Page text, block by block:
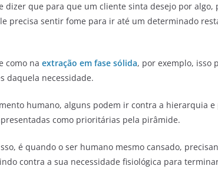
dizer que para que um cliente sinta desejo por
precisa sentir fome para ir até um determinado
como na extração em fase sólida, por exemplo, isso
daquela necessidade.
humano, alguns podem ir contra a hierarquia
como prioritárias pela pirâmide.
é quando o ser humano mesmo cansado,
contra a sua necessidade fisiológica para